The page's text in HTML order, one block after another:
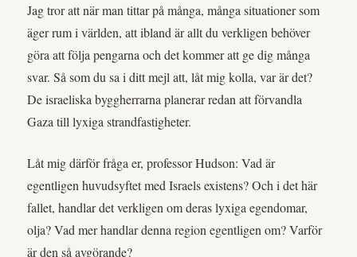
Jag tror att när man tittar på många, många situationer som
äger rum i världen, att ibland är allt du verkligen behöver
göra att följa pengarna och det kommer att ge dig många
svar. Så som du sa i ditt mejl att, låt mig kolla, var är det?
De israeliska byggherrarna planerar redan att förvandla
Gaza till lyxiga strandfastigheter.
Låt mig därför fråga er, professor Hudson: Vad är
egentligen huvudsyftet med Israels existens? Och i det här
fallet, handlar det verkligen om deras lyxiga egendomar,
olja? Vad mer handlar denna region egentligen om? Varför
är den så avgörande?